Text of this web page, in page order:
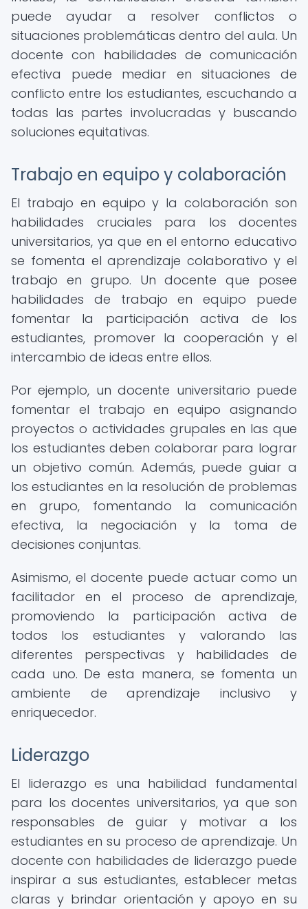
puede ayudar a resolver conflictos o
situaciones problemáticas dentro del aula. Un
docente con habilidades de comunicación
efectiva puede mediar en situaciones de
conflicto entre los estudiantes, escuchando a
todas las partes involucradas y buscando
soluciones equitativas.
Trabajo en equipo y colaboración
El trabajo en equipo y la colaboración son
habilidades cruciales para los docentes
universitarios, ya que en el entorno educativo
se fomenta el aprendizaje colaborativo y el
trabajo en grupo. Un docente que posee
habilidades de trabajo en equipo puede
fomentar la participación activa de los
estudiantes, promover la cooperación y el
intercambio de ideas entre ellos.
Por ejemplo, un docente universitario puede
fomentar el trabajo en equipo asignando
proyectos o actividades grupales en las que
los estudiantes deben colaborar para lograr
un objetivo común. Además, puede guiar a
los estudiantes en la resolución de problemas
en grupo, fomentando la comunicación
efectiva, la negociación y la toma de
decisiones conjuntas.
Asimismo, el docente puede actuar como un
facilitador en el proceso de aprendizaje,
promoviendo la participación activa de
todos los estudiantes y valorando las
diferentes perspectivas y habilidades de
cada uno. De esta manera, se fomenta un
ambiente de aprendizaje inclusivo y
enriquecedor.
Liderazgo
El liderazgo es una habilidad fundamental
para los docentes universitarios, ya que son
responsables de guiar y motivar a los
estudiantes en su proceso de aprendizaje. Un
docente con habilidades de liderazgo puede
inspirar a sus estudiantes, establecer metas
claras y brindar orientación y apoyo en su